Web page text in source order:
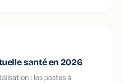
santé en 2026
: les postes à